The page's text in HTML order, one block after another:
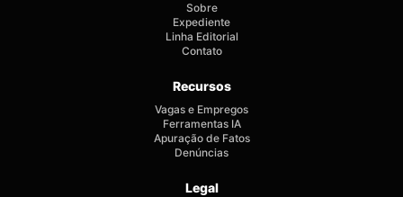
Sobre
Expediente
Linha Editorial
Contato
Recursos
Vagas e Empregos
Ferramentas IA
Apuração de Fatos
Denúncias
Legal